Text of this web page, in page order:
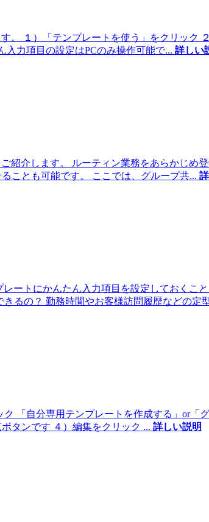
。 １）「テンプレートを使う」をクリック
入力項目の設定はPCのみ操作可能で... 詳しい
紹介します。 ルーティン業務をあらかじめ
ことも可能です。 ここでは、グループ共...
ートにかんたん入力項目を設定しておくこ
るの？ 勤務時間やお客様訪問履歴などの定
「自分専用テンプレートを作成する」or
タンです ４）編集をクリック ... 詳しい説明